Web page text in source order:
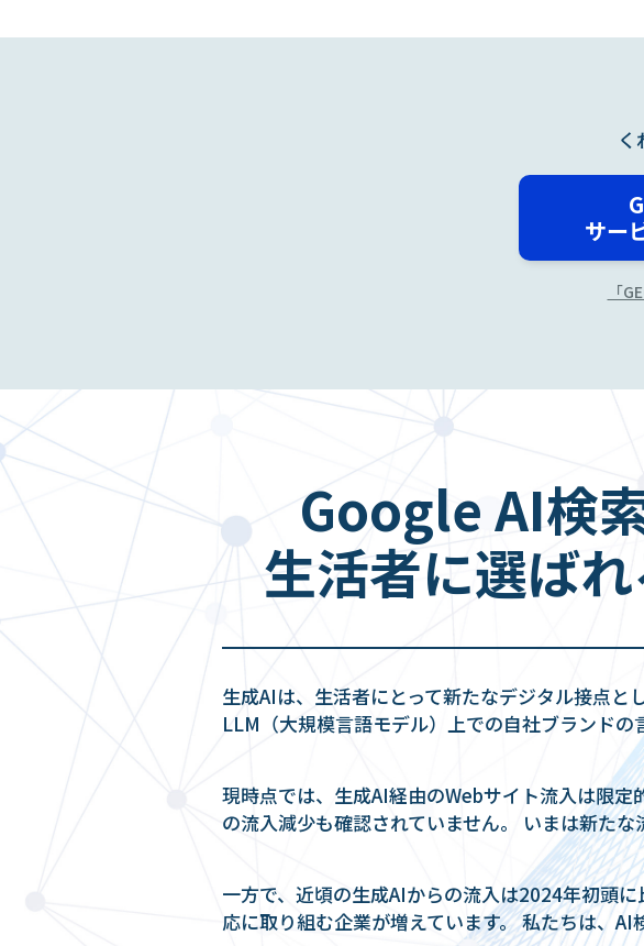
サー
「
Google AI検
生活者に選ば
生成AIは、生活者にとって新たなデジタル接点と
LLM（大規模言語モデル）上での自社ブランドの
現時点では、生成AI経由のWebサイト流入は限
の流入減少も確認されていません。 いまは新た
一方で、近頃の生成AIからの流入は2024年初頭
応に取り組む企業が増えています。 私たちは、